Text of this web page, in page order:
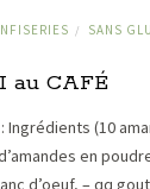
/ SANS
au CAFÉ
(10
en
d’oeuf, – qq